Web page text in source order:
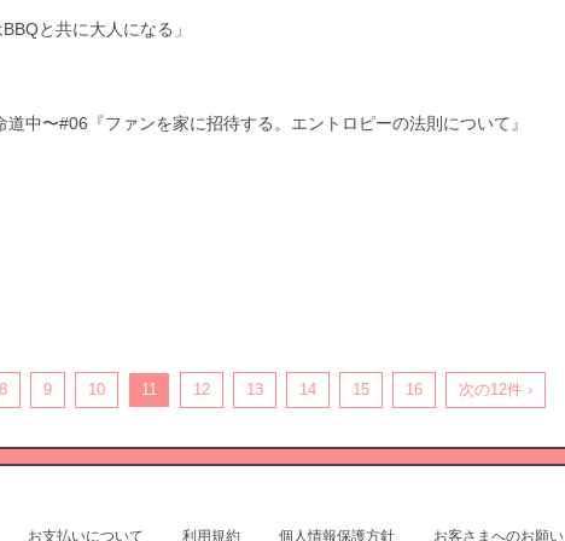
と共に大人になる」
中〜#06『ファンを家に招待する。エントロピーの法則について』
8 9 10 11 12 13 14 15 16 次の12件 ›
お支払いについて 利用規約 個人情報保護方針 お客さまへのお願い